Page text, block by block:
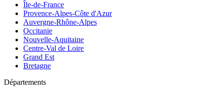
Île-de-France
Provence-Alpes-Côte d'Azur
Auvergne-Rhône-Alpes
Occitanie
Nouvelle-Aquitaine
Centre-Val de Loire
Grand Est
Bretagne
Départements